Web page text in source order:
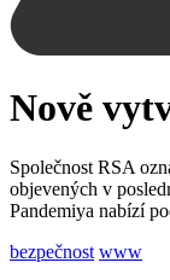
Nově
Společnost RSA
objevených v
Pandemiya nabízí
bezpečnost www